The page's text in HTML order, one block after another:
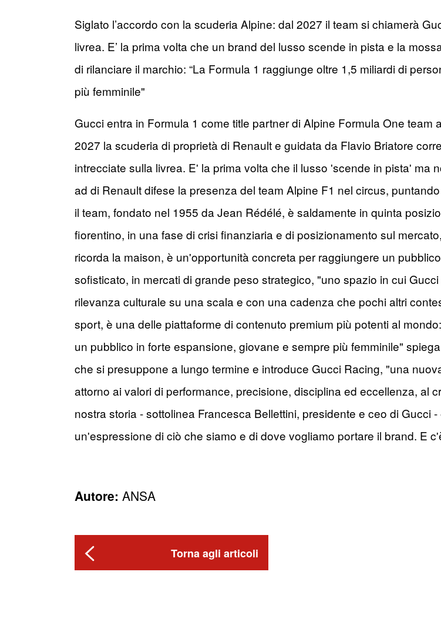
Siglato l’accordo con la scuderia Alpine: dal 2027 il team si chiamerà
livrea. E’ la prima volta che un brand del lusso scende in pista e la
di rilanciare il marchio: “La Formula 1 raggiunge oltre 1,5 miliardi di
più femminile"
Gucci entra in Formula 1 come title partner di Alpine Formula One
2027 la scuderia di proprietà di Renault e guidata da Flavio Briatore
intrecciate sulla livrea. E' la prima volta che il lusso 'scende in pista' ma
ad di Renault difese la presenza del team Alpine F1 nel circus,
il team, fondato nel 1955 da Jean Rédélé, è saldamente in quinta
fiorentino, in una fase di crisi finanziaria e di posizionamento sul
ricorda la maison, è un'opportunità concreta per raggiungere un
sofisticato, in mercati di grande peso strategico, "uno spazio in cui
rilevanza culturale su una scala e con una cadenza che pochi altri
sport, è una delle piattaforme di contenuto premium più potenti al
un pubblico in forte espansione, giovane e sempre più femminile"
che si presuppone a lungo termine e introduce Gucci Racing, "una
attorno ai valori di performance, precisione, disciplina ed eccellenza, al
nostra storia - sottolinea Francesca Bellettini, presidente e ceo di Gucci
un'espressione di ciò che siamo e di dove vogliamo portare il brand. E
Autore: ANSA
Torna agli articoli